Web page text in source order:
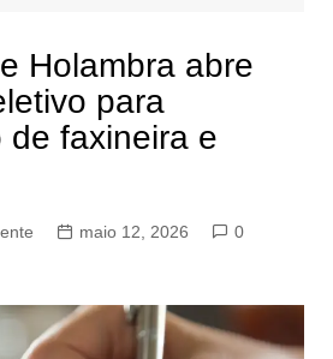
Holambra abre
para
de faxineira e
maio 12, 2026
0